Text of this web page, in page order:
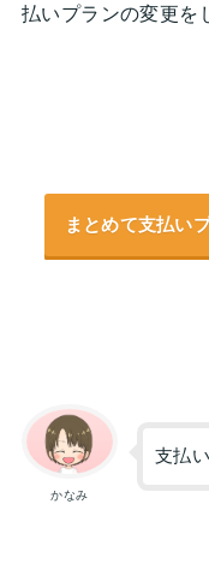
払いプランの変更を
まとめて支払い
かなみ
支払